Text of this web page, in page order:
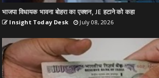
भाजपा विधायक भावना बोहरा का एक्शन, JE हटाने को कहा
Insight Today Desk July 08, 2026